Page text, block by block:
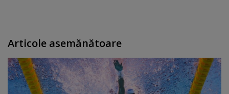
Articole asemănătoare